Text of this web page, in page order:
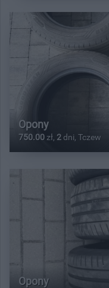
Opony
750.00 zł, 2 dni, Tczew
Opony